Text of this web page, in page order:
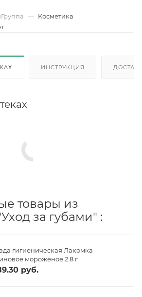
— Косметика
ИНСТРУКЦИЯ
товары из
за губами" :
гигиеническая Лакомка
мороженое 2.8 г
руб.